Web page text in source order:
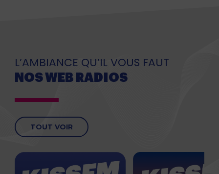
L’AMBIANCE QU’IL VOUS FAUT
NOS WEB RADIOS
TOUT VOIR